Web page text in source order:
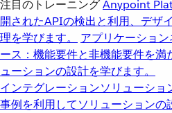
注目のトレーニングAnypoint
開されたAPIの検出と利用、デザ
理を学びます。
アプリケーショ
ース：機能要件と非機能要件を満
ューションの設計を学びます。
インテグレーションソリューショ
事例を利用してソリューションの